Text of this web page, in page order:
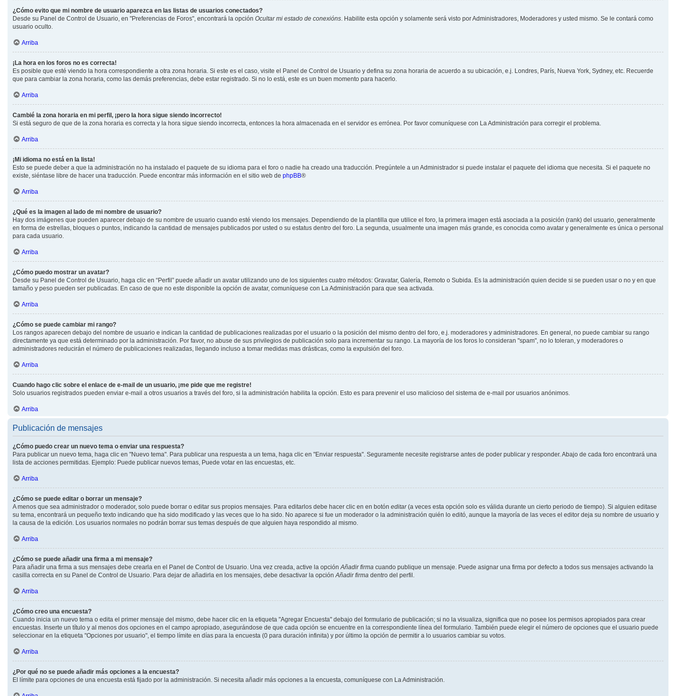
¿Cómo evito que mi nombre de usuario aparezca en las listas de usuarios conectados?
Desde su Panel de Control de Usuario, en "Preferencias de Foros", encontrará la opción Ocultar mi estado de conexións. Habilite esta opción y solamente será visto por Administradores, Moderadores y usted mismo. Se le contará como
usuario oculto.
Arriba
¡La hora en los foros no es correcta!
Es posible que esté viendo la hora correspondiente a otra zona horaria. Si este es el caso, visite el Panel de Control de Usuario y defina su zona horaria de acuerdo a su ubicación, e.j. Londres, París, Nueva York, Sydney, etc. Recuerde
que para cambiar la zona horaria, como las demás preferencias, debe estar registrado. Si no lo está, este es un buen momento para hacerlo.
Arriba
Cambié la zona horaria en mi perfil, ¡pero la hora sigue siendo incorrecto!
Si está seguro de que de la zona horaria es correcta y la hora sigue siendo incorrecta, entonces la hora almacenada en el servidor es errónea. Por favor comuníquese con La Administración para corregir el problema.
Arriba
¡Mi idioma no está en la lista!
Esto se puede deber a que la administración no ha instalado el paquete de su idioma para el foro o nadie ha creado una traducción. Pregúntele a un Administrador si puede instalar el paquete del idioma que necesita. Si el paquete no
existe, siéntase libre de hacer una traducción. Puede encontrar más información en el sitio web de phpBB®
Arriba
¿Qué es la imagen al lado de mi nombre de usuario?
Hay dos imágenes que pueden aparecer debajo de su nombre de usuario cuando esté viendo los mensajes. Dependiendo de la plantilla que utilice el foro, la primera imagen está asociada a la posición (rank) del usuario, generalmente
en forma de estrellas, bloques o puntos, indicando la cantidad de mensajes publicados por usted o su estatus dentro del foro. La segunda, usualmente una imagen más grande, es conocida como avatar y generalmente es única o personal
para cada usuario.
Arriba
¿Cómo puedo mostrar un avatar?
Desde su Panel de Control de Usuario, haga clic en “Perfil” puede añadir un avatar utilizando uno de los siguientes cuatro métodos: Gravatar, Galería, Remoto o Subida. Es la administración quien decide si se pueden usar o no y en que
tamaño y peso pueden ser publicadas. En caso de que no este disponible la opción de avatar, comuníquese con La Administración para que sea activada.
Arriba
¿Cómo se puede cambiar mi rango?
Los rangos aparecen debajo del nombre de usuario e indican la cantidad de publicaciones realizadas por el usuario o la posición del mismo dentro del foro, e.j. moderadores y administradores. En general, no puede cambiar su rango
directamente ya que está determinado por la administración. Por favor, no abuse de sus privilegios de publicación solo para incrementar su rango. La mayoría de los foros lo consideran "spam", no lo toleran, y moderadores o
administradores reducirán el número de publicaciones realizadas, llegando incluso a tomar medidas mas drásticas, como la expulsión del foro.
Arriba
Cuando hago clic sobre el enlace de e-mail de un usuario, ¡me pide que me registre!
Solo usuarios registrados pueden enviar e-mail a otros usuarios a través del foro, si la administración habilita la opción. Esto es para prevenir el uso malicioso del sistema de e-mail por usuarios anónimos.
Arriba
Publicación de mensajes
¿Cómo puedo crear un nuevo tema o enviar una respuesta?
Para publicar un nuevo tema, haga clic en "Nuevo tema". Para publicar una respuesta a un tema, haga clic en "Enviar respuesta". Seguramente necesite registrarse antes de poder publicar y responder. Abajo de cada foro encontrará una
lista de acciones permitidas. Ejemplo: Puede publicar nuevos temas, Puede votar en las encuestas, etc.
Arriba
¿Cómo se puede editar o borrar un mensaje?
A menos que sea administrador o moderador, solo puede borrar o editar sus propios mensajes. Para editarlos debe hacer clic en en botón editar(a veces esta opción solo es válida durante un cierto periodo de tiempo). Si alguien editase
su tema, encontrará un pequeño texto indicando que ha sido modificado y las veces que lo ha sido. No aparece si fue un moderador o la administración quién lo editó, aunque la mayoría de las veces el editor deja su nombre de usuario y
la causa de la edición. Los usuarios normales no podrán borrar sus temas después de que alguien haya respondido al mismo.
Arriba
¿Cómo se puede añadir una firma a mi mensaje?
Para añadir una firma a sus mensajes debe crearla en el Panel de Control de Usuario. Una vez creada, active la opciónAñadir firma cuando publique un mensaje. Puede asignar una firma por defecto a todos sus mensajes activando la
casilla correcta en su Panel de Control de Usuario. Para dejar de añadirla en los mensajes, debe desactivar la opciónAñadir firma dentro del perfil.
Arriba
¿Cómo creo una encuesta?
Cuando inicia un nuevo tema o edita el primer mensaje del mismo, debe hacer clic en la etiqueta "Agregar Encuesta" debajo del formulario de publicación; si no la visualiza, significa que no posee los permisos apropiados para crear
encuestas. Inserte un título y al menos dos opciones en el campo apropiado, asegurándose de que cada opción se encuentre en la correspondiente línea del formulario. También puede elegir el número de opciones que el usuario puede
seleccionar en la etiqueta "Opciones por usuario", el tiempo límite en días para la encuesta (0 para duración infinita) y por último la opción de permitir a lo usuarios cambiar su votos.
Arriba
¿Por qué no se puede añadir más opciones a la encuesta?
El límite para opciones de una encuesta está fijado por la administración. Si necesita añadir más opciones a la encuesta, comuníquese con La Administración.